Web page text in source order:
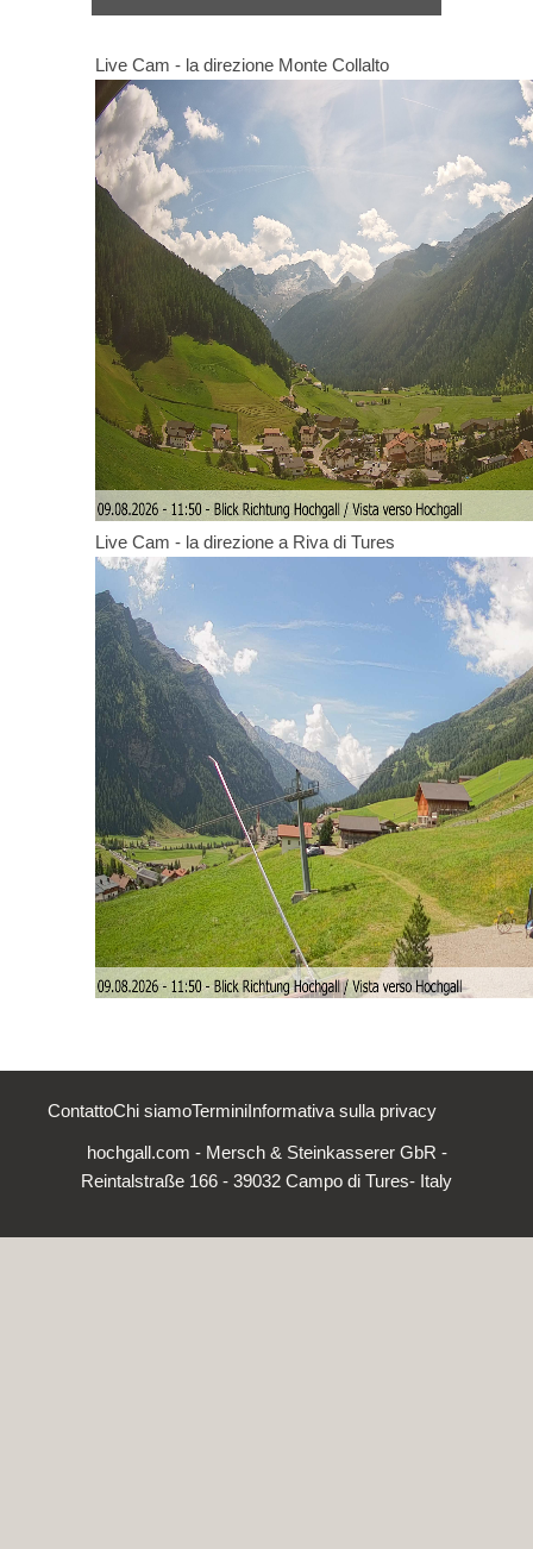
Live Cam - la direzione Monte Collalto
Live Cam - la direzione a Riva di Tures
ContattoChi siamoTerminiInformativa sulla privacy
hochgall.com - Mersch & Steinkasserer GbR -
Reintalstraße 166 - 39032 Campo di Tures- Italy